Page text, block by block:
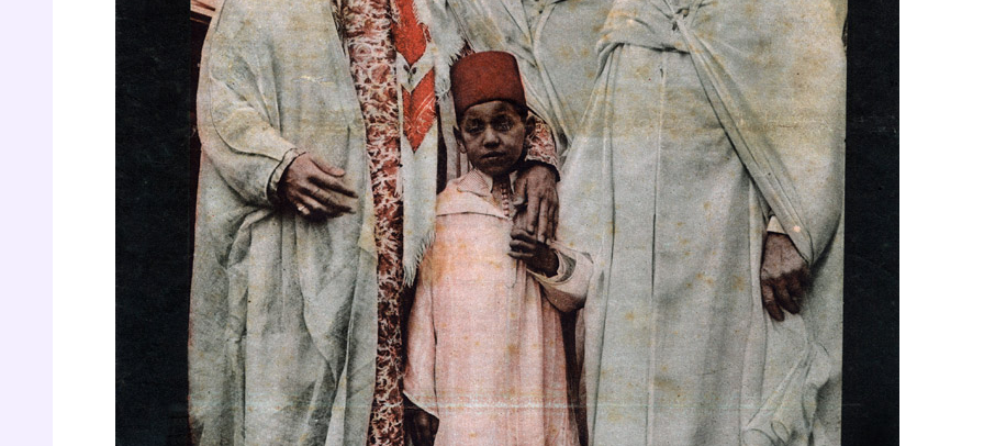
TESTER
* Votre code d'accès sera envoyé à cette adresse e-mail. En renseignant votre e-mail,
consentez à ce que vos données à caractère personnel soient traitées par SEJER, sous la
marque myMaxicours, afin que SEJER puisse vous donner accès au service de soutien
pendant 24h. Pour en savoir plus sur la gestion de vos données personnelles et pour
vos droits, vous pouvez consulternotre charte.
J’accepte de recevoir les actualités et des communications de
part de myMaxicours.
Votre adresse e-mail sera exclusivement utilisée pour vous envoyer notre
newsletter. Vous pourrez vous désinscrire à tout moment, à travers le lien de
désinscription présent dans chaque newsletter. Pour en savoir plus sur la
de vos données personnelles et pour exercer vos droits, vous pouvez
notre charte.